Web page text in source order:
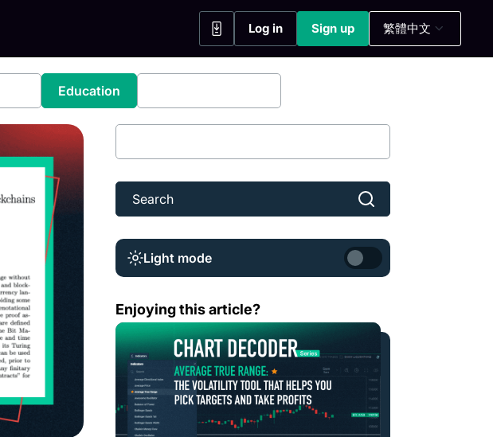
Log in(opens in a new tab)
Sign up(opens in a new tab)
繁體中文
Education
Light mode
Enjoying this article?
圖表解讀系列： 平均真實波幅（ATR）—— 協助您掌握獲利目標